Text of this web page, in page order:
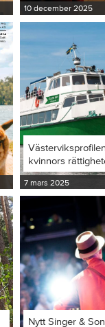
10 december 2025
kvinnors
7 mars 2025
Nytt Singer &